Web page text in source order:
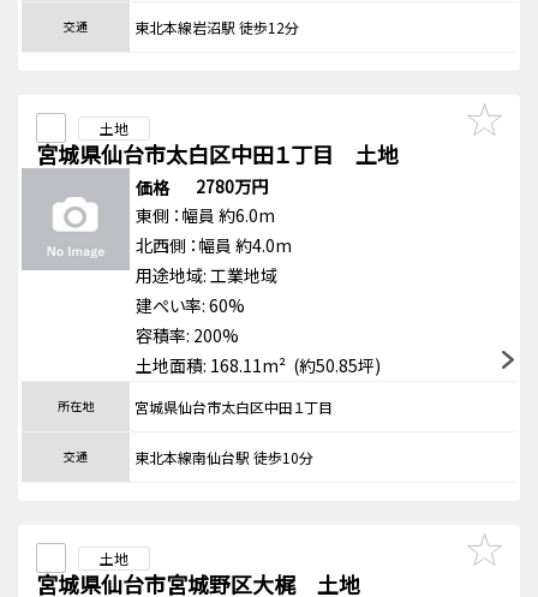
交通 東北本線岩沼駅 徒歩12分
土地
宮城県仙台市太白区中田１丁目 土地
価格
2780万円
東側 ：幅員 約6.0m
北西側 ：幅員 約4.0m
用途地域: 工業地域
建ぺい率: 60%
容積率: 200%
土地面積: 168.11m² (約50.85坪)
所在地 宮城県仙台市太白区中田１丁目
交通 東北本線南仙台駅 徒歩10分
土地
宮城県仙台市宮城野区大梶 土地